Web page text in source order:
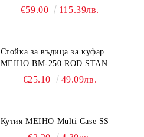
€59.00 115.39лв.
Стойка за въдица за куфар
MEIHO BM-250 ROD STAND
-Light Blue/Black color
€25.10 49.09лв.
Кутия MEIHO Multi Case SS